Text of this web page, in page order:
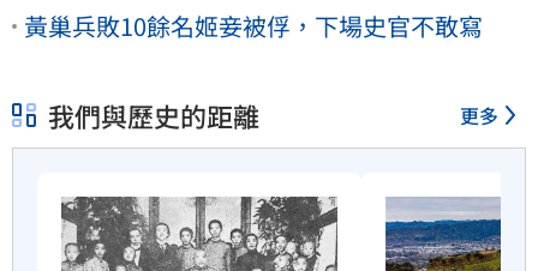
黃巢兵敗10餘名姬妾被俘，下場史官不敢寫
我們與歷史的距離 更多